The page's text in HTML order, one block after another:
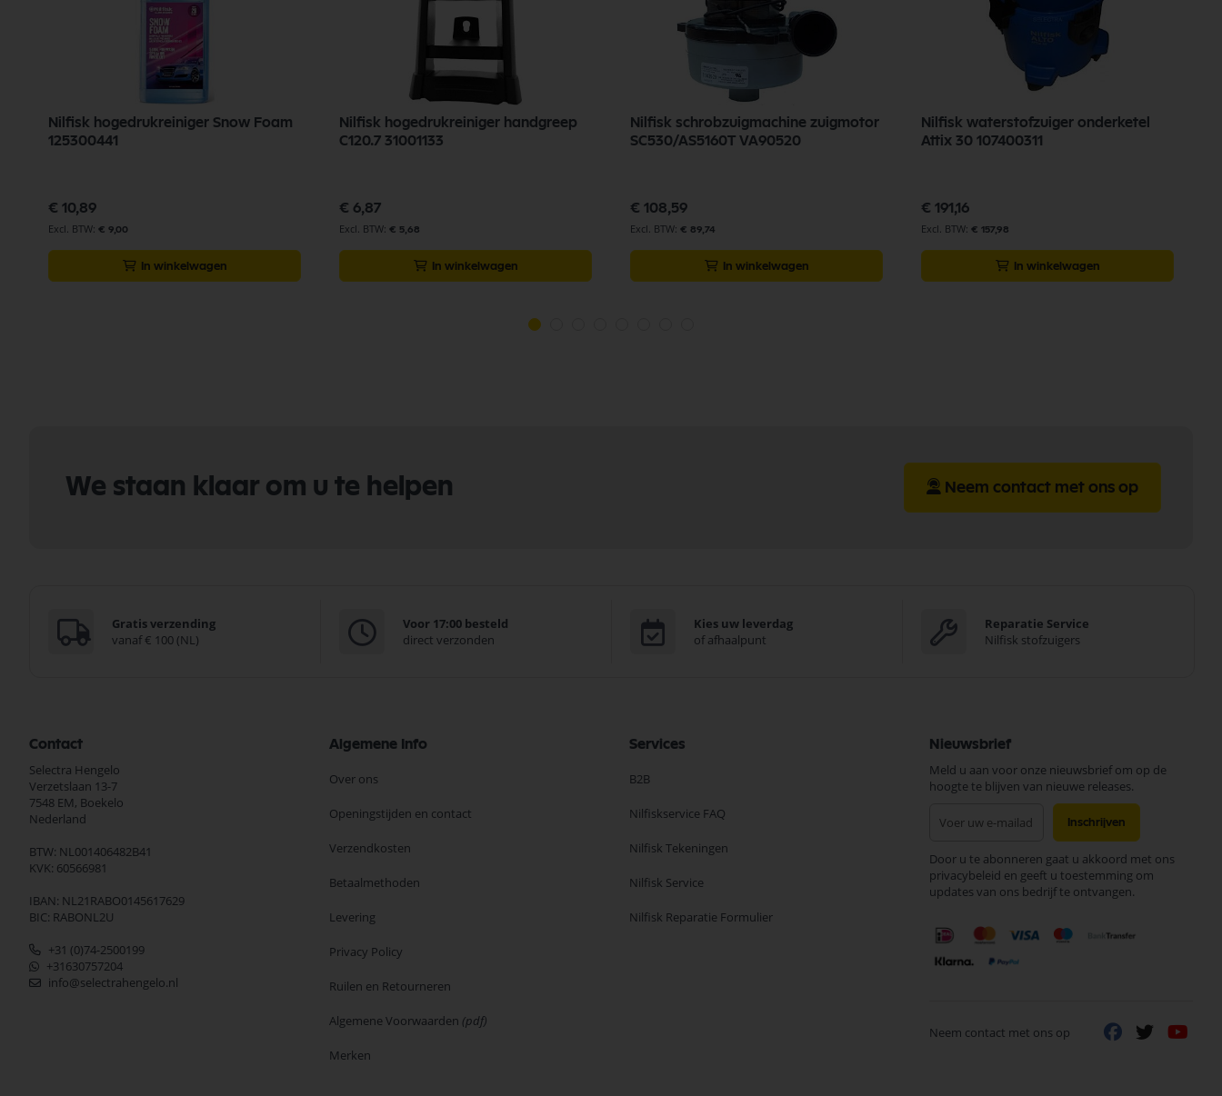
Nilfisk hogedrukreiniger Snow Foam
125300441
€ 10,89
€ 9,00
In winkelwagen
Nilfisk hogedrukreiniger handgreep
C120.7 31001133
€ 6,87
€ 5,68
In winkelwagen
Nilfisk schrobzuigmachine zuigmotor
SC530/AS5160T VA90520
€ 108,59
€ 89,74
In winkelwagen
Nilfisk waterstofzuiger onderketel
Attix 30 107400311
€ 191,16
€ 157,98
In winkelwagen
We staan klaar om u te helpen Neem contact met ons op
Gratis verzending
vanaf € 100 (NL)
Voor 17:00 besteld
direct verzonden
Kies uw leverdag
of afhaalpunt
Reparatie Service
Nilfisk stofzuigers
Contact
Selectra Hengelo
Verzetslaan 13-7
7548 EM, Boekelo
Nederland
BTW: NL001406482B41
KVK: 60566981
IBAN: NL21RABO0145617629
BIC: RABONL2U
+31 (0)74-2500199
+31630757204
info@selectrahengelo.nl
Algemene Info
Over ons
Openingstijden en contact
Verzendkosten
Betaalmethoden
Levering
Privacy Policy
Ruilen en Retourneren
Algemene Voorwaarden (pdf)
Merken
Services
B2B
Nilfiskservice FAQ
Nilfisk Tekeningen
Nilfisk Service
Nilfisk Reparatie Formulier
Nieuwsbrief
Meld u aan voor onze nieuwsbrief om op de
hoogte te blijven van nieuwe releases.
onze
nieuwsbrief
Inschrijven
Door u te abonneren gaat u akkoord met ons
privacybeleid en geeft u toestemming om
updates van ons bedrijf te ontvangen.
Neem contact met ons op